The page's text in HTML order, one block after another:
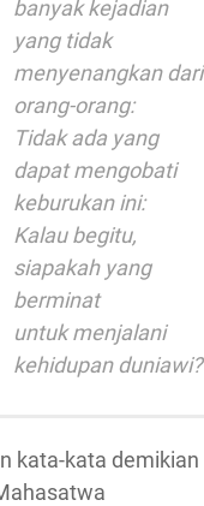
banyak kejadian
yang tidak
menyenangkan dari
orang-orang:
Tidak ada yang
dapat mengobati
keburukan ini:
Kalau begitu,
siapakah yang
berminat
untuk menjalani
kehidupan duniawi?
kata-kata demikian